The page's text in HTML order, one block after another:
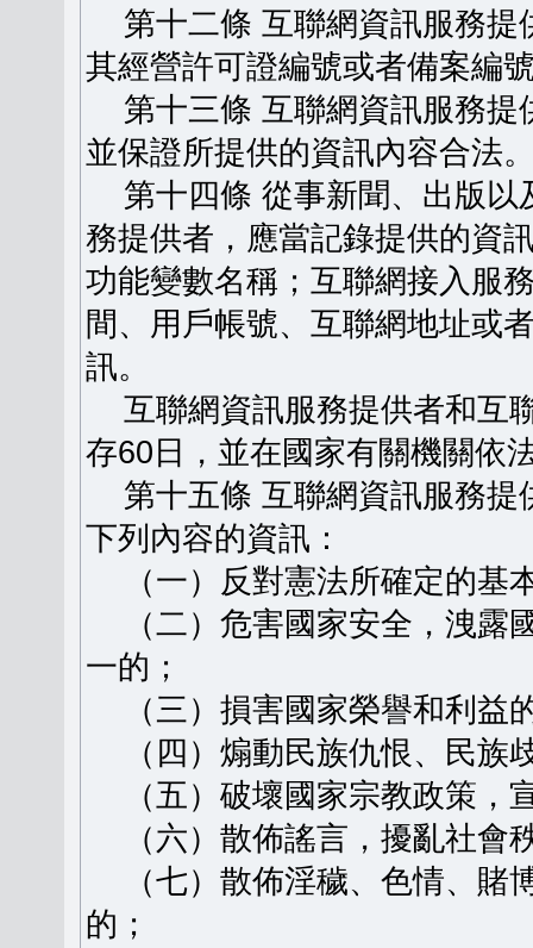
第十二條 互聯網資訊服務提
其經營許可證編號或者備案編
第十三條 互聯網資訊服務提
並保證所提供的資訊內容合法
第十四條 從事新聞、出版以
務提供者，應當記錄提供的資
功能變數名稱；互聯網接入服
間、用戶帳號、互聯網地址或
訊。
互聯網資訊服務提供者和互
存60日，並在國家有關機關依
第十五條 互聯網資訊服務提
下列內容的資訊：
（一）反對憲法所確定的基
（二）危害國家安全，洩露
一的；
（三）損害國家榮譽和利益
（四）煽動民族仇恨、民族
（五）破壞國家宗教政策，
（六）散佈謠言，擾亂社會
（七）散佈淫穢、色情、賭
的；